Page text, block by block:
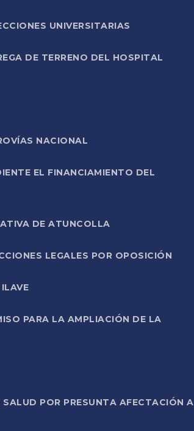
UNIVERSITARIAS
DE TERRENO DEL HOSPITAL
NACIONAL
EL FINANCIAMIENTO DEL
DE ATUNCOLLA
LEGALES POR OPOSICIÓN
PARA LA AMPLIACIÓN DE LA
POR PRESUNTA AFECTACIÓN A